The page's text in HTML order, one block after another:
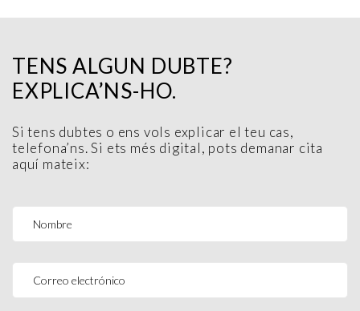
TENS ALGUN DUBTE?
EXPLICA’NS-HO.
Si tens dubtes o ens vols explicar el teu cas,
telefona’ns. Si ets més digital, pots demanar cita
aquí mateix: